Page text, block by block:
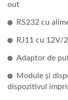
out
RS232 cu
RJ11 cu 12V/
Adaptor de
Module și
dispozitivul